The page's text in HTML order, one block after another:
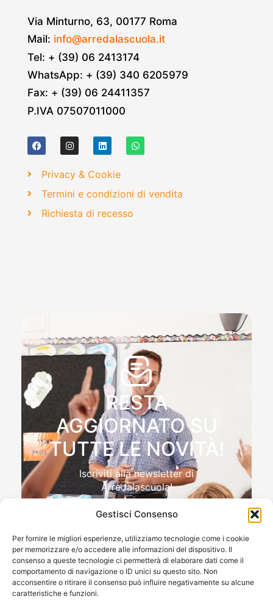
Gestisci Consenso
Per fornire le migliori esperienze, utilizziamo tecnologie come i cookie
per memorizzare e/o accedere alle informazioni del dispositivo. Il
consenso a queste tecnologie ci permetterà di elaborare dati come il
comportamento di navigazione o ID unici su questo sito. Non
acconsentire o ritirare il consenso può influire negativamente su alcune
caratteristiche e funzioni.
Via Minturno, 63, 00177 Roma
Mail: info@arredalascuola.it
Tel: + (39) 06 2413174
WhatsApp: + (39) 340 6205979
Fax: + (39) 06 24411357
P.IVA 07507011000
Privacy & Cookie
Termini e condizioni di vendita
Richiesta di recesso
RESTA
AGGIORNATO SU
TUTTE LE NOVITÀ!
Iscriviti alla newsletter di
Arredalascuola!
Autorizzo il trattamento dei miei dati personali , ai sensi
e per gli effetti del Reg.to UE 2016/679 (GDPR)
ISCRIVIMI